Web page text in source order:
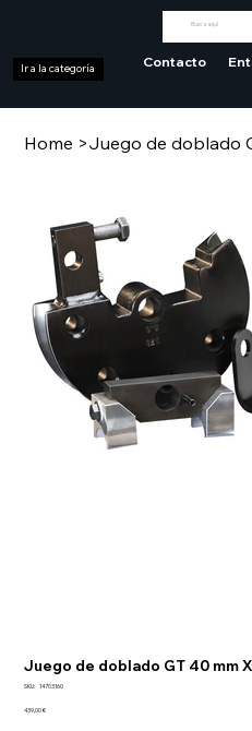
Contacto
Ir a la categoría
Home >Juego de doblado
Juego de doblado GT 40 mm
SKU:
SKU
14703160
Precio
439,00 €